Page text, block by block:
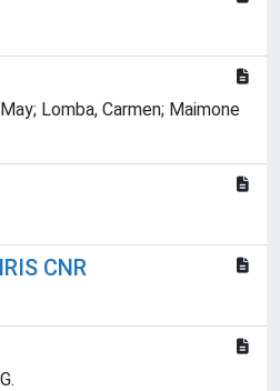
Lomba, Carmen; Maimone
CNR